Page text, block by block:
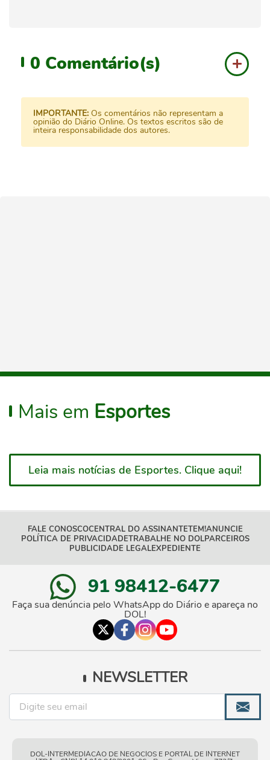
0 Comentário(s)
IMPORTANTE: Os comentários não representam a
opinião do Diário Online. Os textos escritos são de
inteira responsabilidade dos autores.
Mais em Esportes
Leia mais notícias de Esportes. Clique aqui!
FALE CONOSCOCENTRAL DO ASSINANTETEM!ANUNCIE
POLÍTICA DE PRIVACIDADETRABALHE NO DOLPARCEIROS
PUBLICIDADE LEGALEXPEDIENTE
91 98412-6477
Faça sua denúncia pelo WhatsApp do Diário e apareça no
DOL!
NEWSLETTER
DOL-INTERMEDIACAO DE NEGOCIOS E PORTAL DE INTERNET